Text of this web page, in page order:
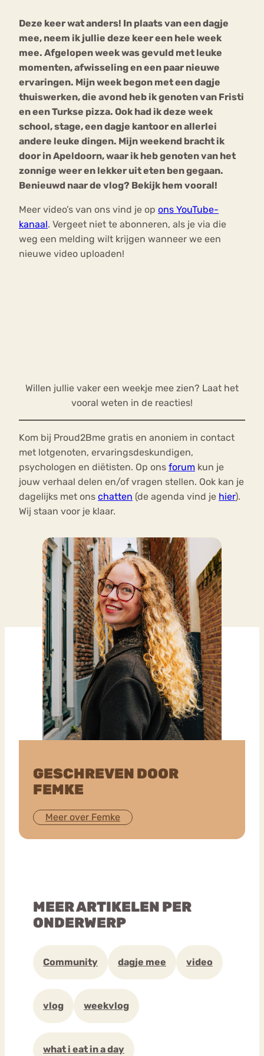
Deze keer wat anders! In plaats van een dagje
mee, neem ik jullie deze keer een hele week
mee. Afgelopen week was gevuld met leuke
momenten, afwisseling en een paar nieuwe
ervaringen. Mijn week begon met een dagje
thuiswerken, die avond heb ik genoten van Fristi
en een Turkse pizza. Ook had ik deze week
school, stage, een dagje kantoor en allerlei
andere leuke dingen. Mijn weekend bracht ik
door in Apeldoorn, waar ik heb genoten van het
zonnige weer en lekker uit eten ben gegaan.
Benieuwd naar de vlog? Bekijk hem vooral!
Meer video’s van ons vind je op ons YouTube-
kanaal. Vergeet niet te abonneren, als je via die
weg een melding wilt krijgen wanneer we een
nieuwe video uploaden!
Willen jullie vaker een weekje mee zien? Laat het
vooral weten in de reacties!
Kom bij Proud2Bme gratis en anoniem in contact
met lotgenoten, ervaringsdeskundigen,
psychologen en diëtisten. Op ons forum kun je
jouw verhaal delen en/of vragen stellen. Ook kan je
dagelijks met ons chatten (de agenda vind je hier).
Wij staan voor je klaar.
GESCHREVEN DOOR
FEMKE
Meer over Femke
MEER ARTIKELEN PER
ONDERWERP
Community dagje mee video
vlog weekvlog
what i eat in a day
Chat
Forum
Bouli
mia
Nerv
osa
Eetstoornis Anorexia Nervosa
Eetbuien Piekeren Sport
Trauma
Orthorexia
Afvallen Angst